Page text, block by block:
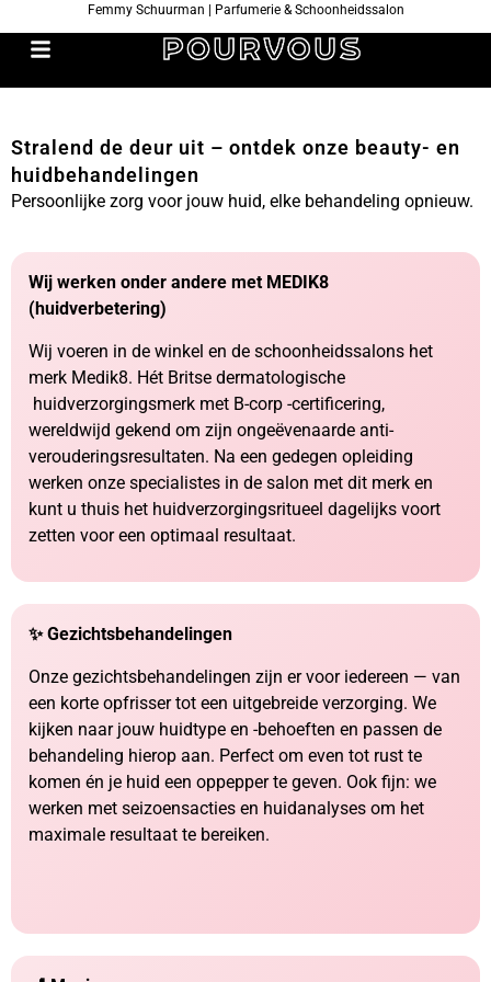
Femmy Schuurman | Parfumerie & Schoonheidssalon
Stralend de deur uit – ontdek onze beauty- en
huidbehandelingen
Persoonlijke zorg voor jouw huid, elke behandeling opnieuw.
Wij werken onder andere met MEDIK8
(huidverbetering)
Wij voeren in de winkel en de schoonheidssalons het
merk Medik8. Hét Britse dermatologische
huidverzorgingsmerk met B-corp -certificering,
wereldwijd gekend om zijn ongeëvenaarde anti-
verouderingsresultaten. Na een gedegen opleiding
werken onze specialistes in de salon met dit merk en
kunt u thuis het huidverzorgingsritueel dagelijks voort
zetten voor een optimaal resultaat.
✨ Gezichtsbehandelingen
Onze gezichtsbehandelingen zijn er voor iedereen — van
een korte opfrisser tot een uitgebreide verzorging. We
kijken naar jouw huidtype en -behoeften en passen de
behandeling hierop aan. Perfect om even tot rust te
komen én je huid een oppepper te geven. Ook fijn: we
werken met seizoensacties en huidanalyses om het
maximale resultaat te bereiken.